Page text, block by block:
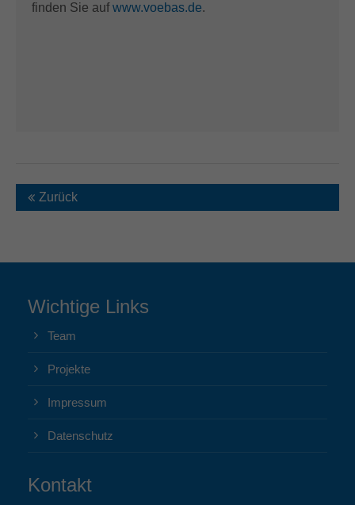
finden Sie aufwww.voebas.de.
Zurück
Wichtige Links
Team
Projekte
Impressum
Datenschutz
Kontakt